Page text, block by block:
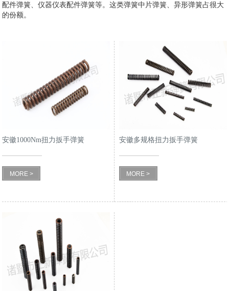
配件弹簧、仪器仪表配件弹簧等。这类弹簧中片弹簧、异形弹簧占很大
的份额。
安徽1000Nm扭力扳手弹簧
MORE >
安徽多规格扭力扳手弹簧
MORE >